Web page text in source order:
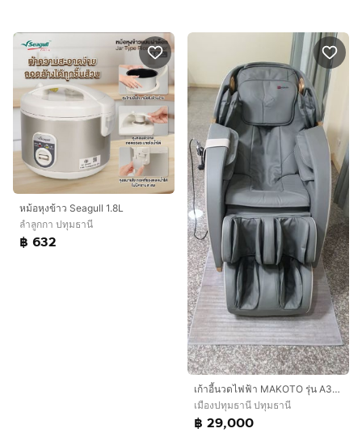
หม้อหุงข้าว Seagull 1.8L
ลำลูกกา ปทุมธานี
฿ 632
เก้าอี้นวดไฟฟ้า MAKOTO รุ่น A301
เมืองปทุมธานี ปทุมธานี
฿ 29,000